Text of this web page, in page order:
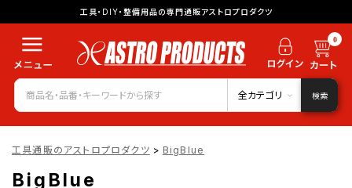
工具・DIY・整備用品の専門通販アストロプロダクツ
0
全カテゴリ 検索
工具通販のアストロプロダクツ > BigBlue
BigBlue